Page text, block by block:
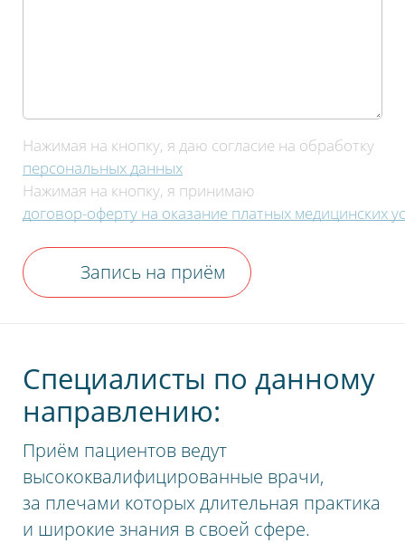
Нажимая на кнопку, я даю согласие на обработку
персональных данных
Нажимая на кнопку, я принимаю
договор-оферту на оказание платных медицинских
Запись на приём
Специалисты по данному
направлению:
Приём пациентов ведут
высококвалифицированные врачи,
за плечами которых длительная практика
и широкие знания в своей сфере.
Отправить